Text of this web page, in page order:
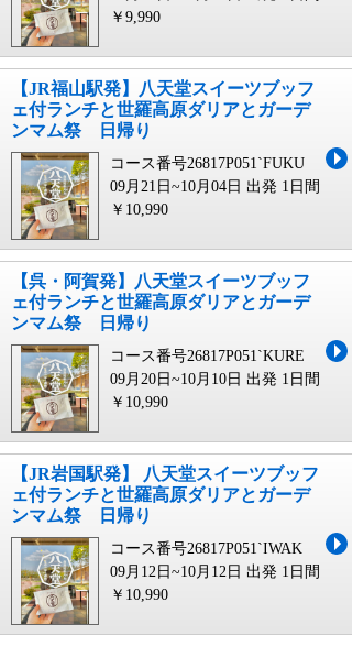
￥9,990
【JR福山駅発】八天堂スイーツブッフ
ェ付ランチと世羅高原ダリアとガーデ
ンマム祭 日帰り
コース番号26817P051`FUKU
09月21日~10月04日 出発 1日間
￥10,990
【呉・阿賀発】八天堂スイーツブッフ
ェ付ランチと世羅高原ダリアとガーデ
ンマム祭 日帰り
コース番号26817P051`KURE
09月20日~10月10日 出発 1日間
￥10,990
【JR岩国駅発】 八天堂スイーツブッフ
ェ付ランチと世羅高原ダリアとガーデ
ンマム祭 日帰り
コース番号26817P051`IWAK
09月12日~10月12日 出発 1日間
￥10,990